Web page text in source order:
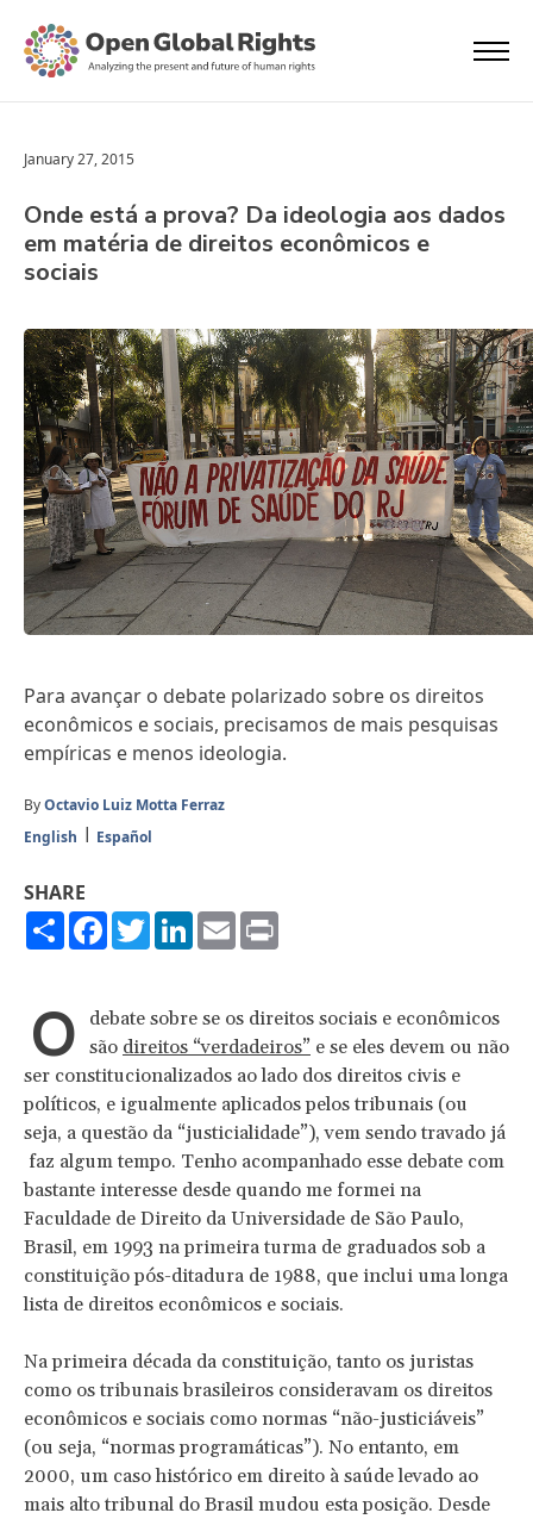
January 27, 2015
Onde está a prova? Da ideologia aos dados
em matéria de direitos econômicos e
sociais
Para avançar o debate polarizado sobre os direitos
econômicos e sociais, precisamos de mais pesquisas
empíricas e menos ideologia.
ByOctavio Luiz Motta Ferraz
English
Español
SHARE
ShareFacebook
TwitterLinkedIn
Email
O
debate sobre se os direitos sociais e econômicos
são direitos “verdadeiros” e se eles devem ou não
ser constitucionalizados ao lado dos direitos civis e
políticos, e igualmente aplicados pelos tribunais (ou
seja, a questão da “justicialidade”), vem sendo travado já
faz algum tempo. Tenho acompanhado esse debate com
bastante interesse desde quando me formei na
Faculdade de Direito da Universidade de São Paulo,
Brasil, em 1993 na primeira turma de graduados sob a
constituição pós-ditadura de 1988, que inclui uma longa
lista de direitos econômicos e sociais.
Na primeira década da constituição, tanto os juristas
como os tribunais brasileiros consideravam os direitos
econômicos e sociais como normas “não-justiciáveis”
(ou seja, “normas programáticas”). No entanto, em
2000, um caso histórico em direito à saúde levado ao
mais alto tribunal do Brasil mudou esta posição. Desde